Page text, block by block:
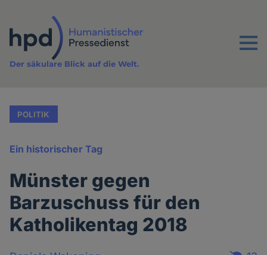
Inhalt
Menu
Der säkulare Blick auf die Welt.
POLITIK
Ein historischer Tag
Münster gegen
Barzuschuss für den
Katholikentag 2018